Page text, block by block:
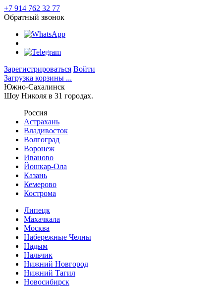
+7 914 762 32 77
Обратный звонок
Зарегистрироваться Войти
Загрузка корзины ...
Южно-Сахалинск
Шоу Николя в 31 городах.
Россия
Астрахань
Владивосток
Волгоград
Воронеж
Иваново
Йошкар-Ола
Казань
Кемерово
Кострома
Липецк
Махачкала
Москва
Набережные Челны
Надым
Нальчик
Нижний Новгород
Нижний Тагил
Новосибирск